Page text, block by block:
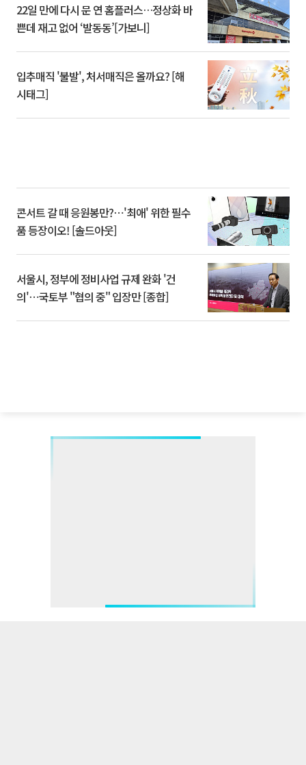
22일 만에 다시 문 연 홈플러스…정상화 바
쁜데 재고 없어 ‘발동동’[가보니]
입추매직 '불발', 처서매직은 올까요? [해
시태그]
콘서트 갈 때 응원봉만?⋯'최애' 위한 필수
품 등장이오! [솔드아웃]
서울시, 정부에 정비사업 규제 완화 '건
의'⋯국토부 "협의 중" 입장만 [종합]